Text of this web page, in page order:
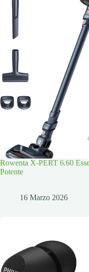
Rowenta X-PERT 6.60
Potente
16 Marzo 2026